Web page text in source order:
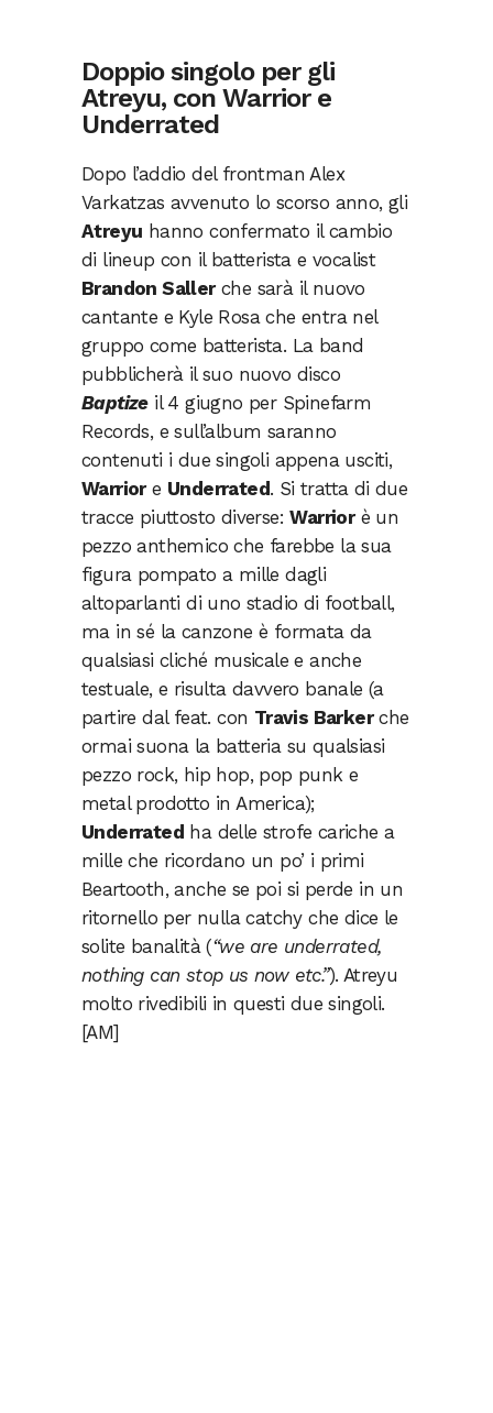
Doppio singolo per gli
Atreyu, con Warrior e
Underrated
Dopo l’addio del frontman Alex
Varkatzas avvenuto lo scorso anno, gli
Atreyu hanno confermato il cambio
di lineup con il batterista e vocalist
Brandon Sallerche sarà il nuovo
cantante e Kyle Rosa che entra nel
gruppo come batterista. La band
pubblicherà il suo nuovo disco
Baptize il 4 giugno per Spinefarm
Records, e sull’album saranno
contenuti i due singoli appena usciti,
Warriore Underrated . Si tratta di due
tracce piuttosto diverse:Warriorè un
pezzo anthemico che farebbe la sua
figura pompato a mille dagli
altoparlanti di uno stadio di football,
ma in sé la canzone è formata da
qualsiasi cliché musicale e anche
testuale, e risulta davvero banale (a
partire dal feat. con Travis Barkerche
ormai suona la batteria su qualsiasi
pezzo rock, hip hop, pop punk e
metal prodotto in America);
Underrated ha delle strofe cariche a
mille che ricordano un po’ i primi
Beartooth, anche se poi si perde in un
ritornello per nulla catchy che dice le
solite banalità (“we are underrated,
nothing can stop us now etc.”). Atreyu
molto rivedibili in questi due singoli.
[AM]